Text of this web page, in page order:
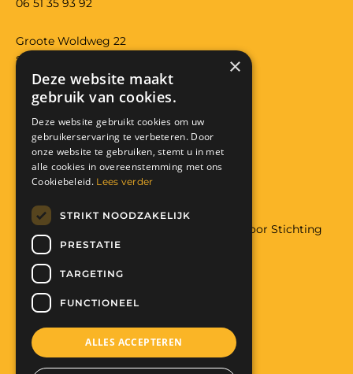
Groote Woldweg 22
8097RS Oosterwolde (gld)
Bank: NL29 RABO 0118 3557 32
KVK: 08224426
Anbi: RSIN 822291319
Facebook
Instagram
Donatie
Wilt u meer weten over hulp aan Malawi door Stichting
The Art of Charity
Met uw hulp maakt u het mogelijk:
Help mee. Doneer nu!
×
Deze website maakt
gebruik van cookies.
Deze website gebruikt cookies om uw
gebruikerservaring te verbeteren. Door
onze website te gebruiken, stemt u in met
alle cookies in overeenstemming met ons
Cookiebeleid. Lees verder
STRIKT NOODZAKELIJK
PRESTATIE
TARGETING
FUNCTIONEEL
ALLES ACCEPTEREN